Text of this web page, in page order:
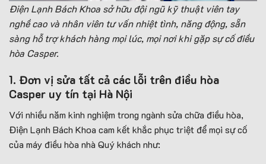
Điện Lạnh Bách Khoa sở hữu đội ngũ kỹ thuật viên tay
nghề cao và nhân viên tư vấn nhiệt tình, năng động, sẵn
sàng hỗ trợ khách hàng mọi lúc, mọi nơi khi gặp sự cố điều
hòa Casper.
1. Đơn vị sửa tất cả các lỗi trên điều hòa
Casper uy tín tại Hà Nội
Với nhiều năm kinh nghiệm trong ngành sửa chữa điều hòa,
Điện Lạnh Bách Khoa cam kết khắc phục triệt để mọi sự cố
của máy điều hòa nhà Quý khách như: